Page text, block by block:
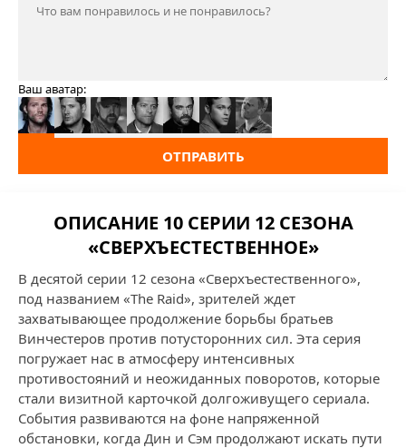
Ваш аватар:
ОТПРАВИТЬ
ОПИСАНИЕ 10 СЕРИИ 12 СЕЗОНА
«СВЕРХЪЕСТЕСТВЕННОЕ»
В десятой серии 12 сезона «Сверхъестественного»,
под названием «The Raid», зрителей ждет
захватывающее продолжение борьбы братьев
Винчестеров против потусторонних сил. Эта серия
погружает нас в атмосферу интенсивных
противостояний и неожиданных поворотов, которые
стали визитной карточкой долгоживущего сериала.
События развиваются на фоне напряженной
обстановки, когда Дин и Сэм продолжают искать пути